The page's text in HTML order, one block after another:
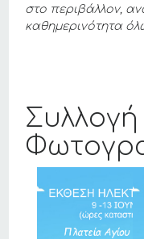
στο περιβάλλον,
καθημερινότητα
Συλλογή